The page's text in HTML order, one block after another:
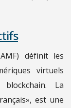
définit les
virtuels
La
est une